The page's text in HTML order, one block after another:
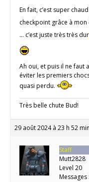
En fait, c’est super
checkpoint grâce à mon
… c’est juste très très
Ah oui, et puis il ne faut
éviter les premiers
quasi perdu.
Très belle chute Bud!
29 août 2024 à 23 h 52 min
Staff
Mutt2828
Level 20
Messages